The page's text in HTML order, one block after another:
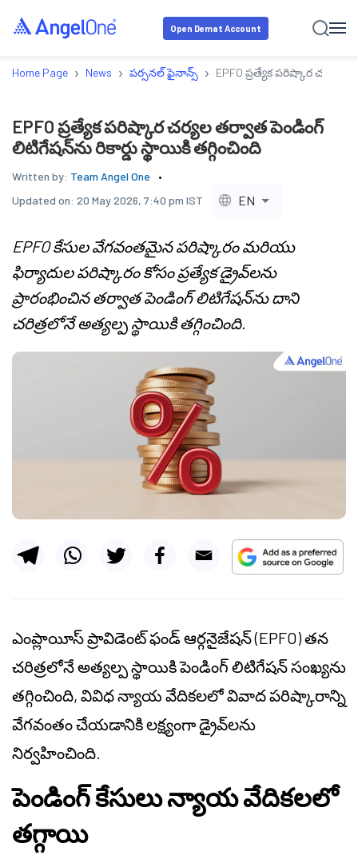
Open Demat Account
Home Page › News › పర్సనల్ ఫైనాన్స్ › EPFO ప్రత్యేక పరిష్కార చర్యల
EPFO ప్రత్యేక పరిష్కార చర్యల తర్వాత పెండింగ్
లిటిగేషన్‌ను రికార్డు స్థాయికి తగ్గించింది
Written by: Team Angel One
Updated on: 20 May 2026, 7:40 pm IST EN
EPFO కేసుల వేగవంతమైన పరిష్కారం మరియు
ఫిర్యాదుల పరిష్కారం కోసం ప్రత్యేక డ్రైవ్‌లను
ప్రారంభించిన తర్వాత పెండింగ్ లిటిగేషన్‌ను దాని
చరిత్రలోనే అత్యల్ప స్థాయికి తగ్గించింది.
ఎంప్లాయీస్ ప్రావిడెంట్ ఫండ్ ఆర్గనైజేషన్ (EPFO) తన
చరిత్రలోనే అత్యల్ప స్థాయికి పెండింగ్ లిటిగేషన్ సంఖ్యను
తగ్గించింది, వివిధ న్యాయ వేదికలలో వివాద పరిష్కారాన్ని
వేగవంతం చేయడానికి లక్ష్యంగా డ్రైవ్‌లను
నిర్వహించింది.
పెండింగ్ కేసులు న్యాయ వేదికలలో
తగ్గాయి